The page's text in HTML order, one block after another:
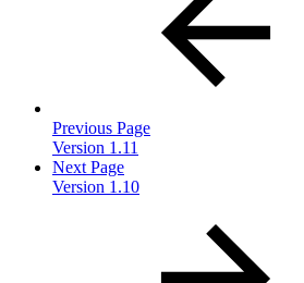
Previous Page
Version 1.11
Next Page
Version 1.10